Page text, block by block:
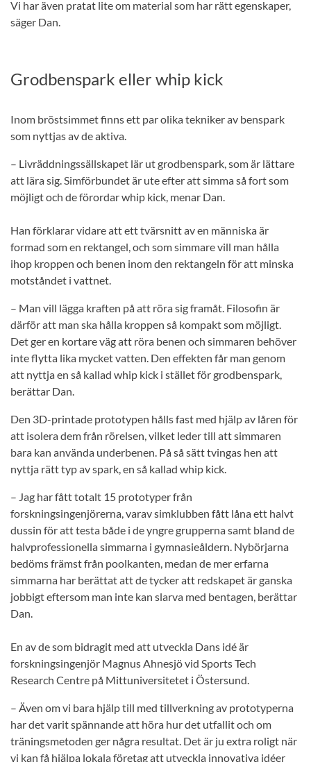
Vi har även pratat lite om material som har rätt egenskaper,
säger Dan.
Grodbenspark eller whip kick
Inom bröstsimmet finns ett par olika tekniker av benspark
som nyttjas av de aktiva.
– Livräddningssällskapet lär ut grodbenspark, som är lättare
att lära sig. Simförbundet är ute efter att simma så fort som
möjligt och de förordar whip kick, menar Dan.
Han förklarar vidare att ett tvärsnitt av en människa är
formad som en rektangel, och som simmare vill man hålla
ihop kroppen och benen inom den rektangeln för att minska
motståndet i vattnet.
– Man vill lägga kraften på att röra sig framåt. Filosofin är
därför att man ska hålla kroppen så kompakt som möjligt.
Det ger en kortare väg att röra benen och simmaren behöver
inte flytta lika mycket vatten. Den effekten får man genom
att nyttja en så kallad whip kick i stället för grodbenspark,
berättar Dan.
Den 3D-printade prototypen hålls fast med hjälp av låren för
att isolera dem från rörelsen, vilket leder till att simmaren
bara kan använda underbenen. På så sätt tvingas hen att
nyttja rätt typ av spark, en så kallad whip kick.
– Jag har fått totalt 15 prototyper från
forskningsingenjörerna, varav simklubben fått låna ett halvt
dussin för att testa både i de yngre grupperna samt bland de
halvprofessionella simmarna i gymnasieåldern. Nybörjarna
bedöms främst från poolkanten, medan de mer erfarna
simmarna har berättat att de tycker att redskapet är ganska
jobbigt eftersom man inte kan slarva med bentagen, berättar
Dan.
En av de som bidragit med att utveckla Dans idé är
forskningsingenjör Magnus Ahnesjö vid Sports Tech
Research Centre på Mittuniversitetet i Östersund.
– Även om vi bara hjälp till med tillverkning av prototyperna
har det varit spännande att höra hur det utfallit och om
träningsmetoden ger några resultat. Det är ju extra roligt när
vi kan få hjälpa lokala företag att utveckla innovativa idéer